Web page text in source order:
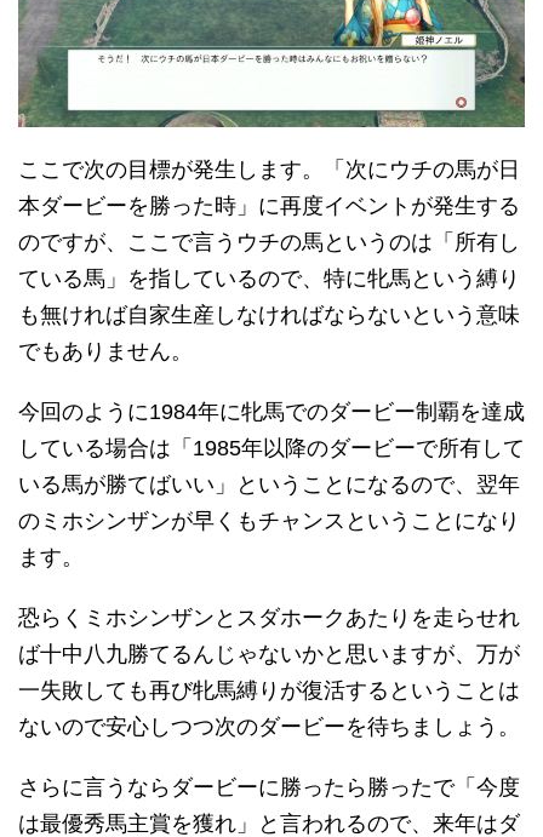
ここで次の目標が発生します。「次にウチの馬が日
本ダービーを勝った時」に再度イベントが発生する
のですが、ここで言うウチの馬というのは「所有し
ている馬」を指しているので、特に牝馬という縛り
も無ければ自家生産しなければならないという意味
でもありません。
今回のように1984年に牝馬でのダービー制覇を達成
している場合は「1985年以降のダービーで所有して
いる馬が勝てばいい」ということになるので、翌年
のミホシンザンが早くもチャンスということになり
ます。
恐らくミホシンザンとスダホークあたりを走らせれ
ば十中八九勝てるんじゃないかと思いますが、万が
一失敗しても再び牝馬縛りが復活するということは
ないので安心しつつ次のダービーを待ちましょう。
さらに言うならダービーに勝ったら勝ったで「今度
は最優秀馬主賞を獲れ」と言われるので、来年はダ